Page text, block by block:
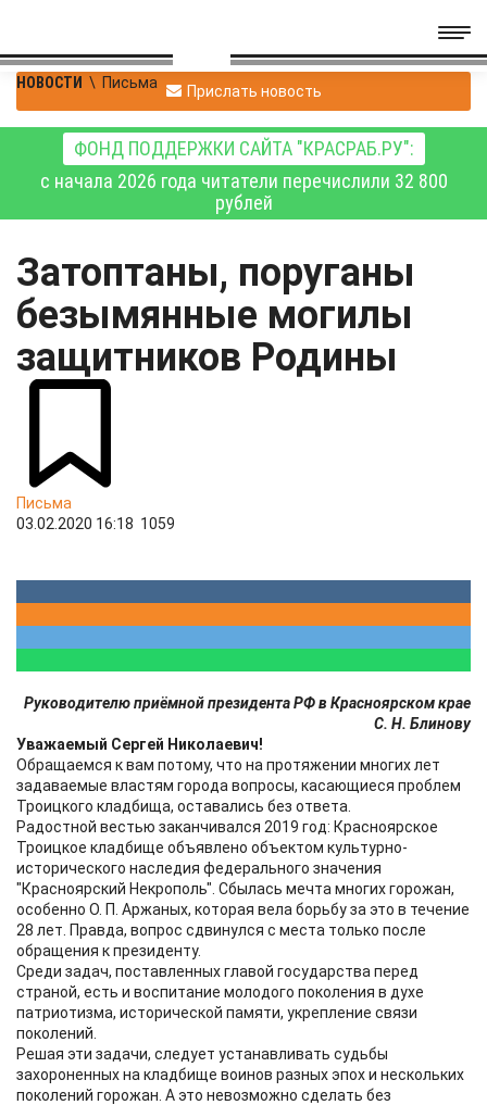
НОВОСТИ \ Письма Прислать новость
ФОНД ПОДДЕРЖКИ САЙТА "КРАСРАБ.РУ":
с начала 2026 года читатели перечислили 32 800
рублей
Затоптаны, поруганы
безымянные могилы
защитников Родины
Письма
03.02.2020 16:18 1059
Руководителю приёмной президента РФ в Красноярском крае
С. Н. Блинову
Уважаемый Сергей Николаевич!
Обращаемся к вам потому, что на протяжении многих лет
задаваемые властям города вопросы, касающиеся проблем
Троицкого кладбища, оставались без ответа.
Радостной вестью заканчивался 2019 год: Красноярское
Троицкое кладбище объявлено объектом культурно-
исторического наследия федерального значения
"Красноярский Некрополь". Сбылась мечта многих горожан,
особенно О. П. Аржаных, которая вела борьбу за это в течение
28 лет. Правда, вопрос сдвинулся с места только после
обращения к президенту.
Среди задач, поставленных главой государства перед
страной, есть и воспитание молодого поколения в духе
патриотизма, исторической памяти, укрепление связи
поколений.
Решая эти задачи, следует устанавливать судьбы
захороненных на кладбище воинов разных эпох и нескольких
поколений горожан. А это невозможно сделать без